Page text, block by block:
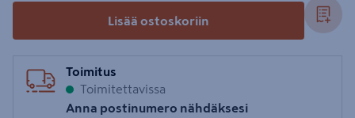
Lisää ostoskoriin
Toimitus
Toimitettavissa
Anna postinumero nähdäksesi